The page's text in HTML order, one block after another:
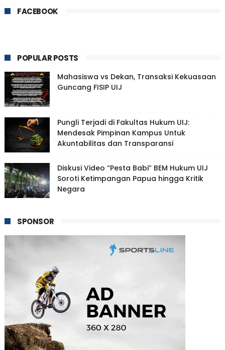
FACEBOOK
POPULAR POSTS
Mahasiswa vs Dekan, Transaksi Kekuasaan
Guncang FISIP UIJ
Pungli Terjadi di Fakultas Hukum UIJ:
Mendesak Pimpinan Kampus Untuk
Akuntabilitas dan Transparansi
Diskusi Video “Pesta Babi” BEM Hukum UIJ
Soroti Ketimpangan Papua hingga Kritik
Negara
SPONSOR